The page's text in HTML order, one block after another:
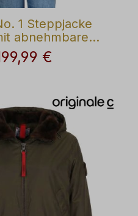
1 Steppjacke
abnehmbaren
Preis:
€